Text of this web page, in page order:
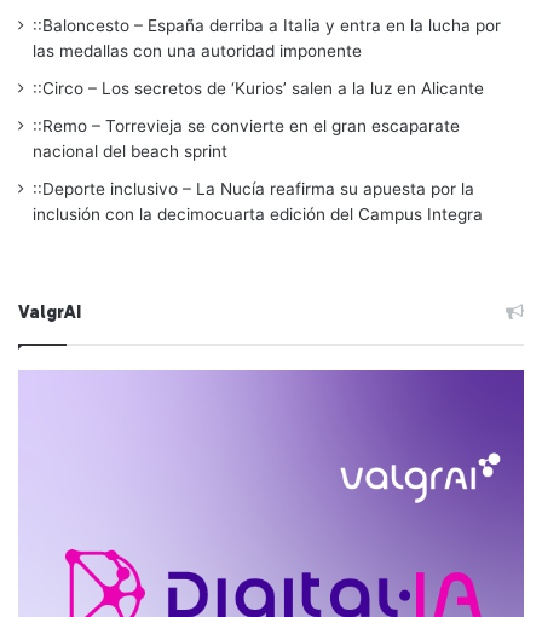
::Baloncesto – España derriba a Italia y entra en la lucha por
las medallas con una autoridad imponente
::Circo – Los secretos de ‘Kurios’ salen a la luz en Alicante
::Remo – Torrevieja se convierte en el gran escaparate
nacional del beach sprint
::Deporte inclusivo – La Nucía reafirma su apuesta por la
inclusión con la decimocuarta edición del Campus Integra
ValgrAI